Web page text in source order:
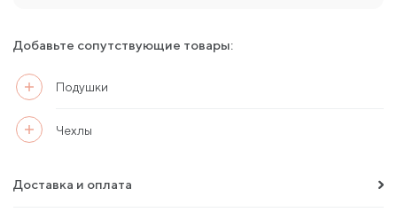
Добавьте сопутствующие товары:
Подушки
Чехлы
Доставка и оплата